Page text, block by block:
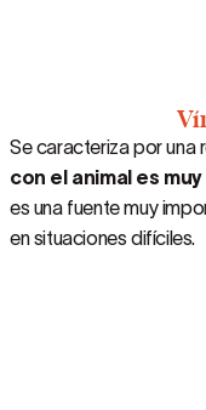
Se caracteriza por una
con el animal es
es una fuente muy
en situaciones difíciles.